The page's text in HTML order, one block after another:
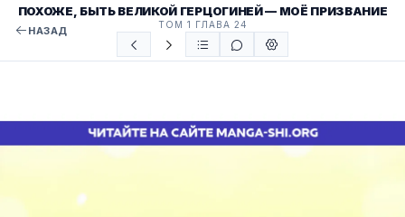
НАЗАД
ПОХОЖЕ, БЫТЬ ВЕЛИКОЙ ГЕРЦОГИНЕЙ — МОЁ ПРИЗВАНИЕ
ТОМ 1 ГЛАВА 24